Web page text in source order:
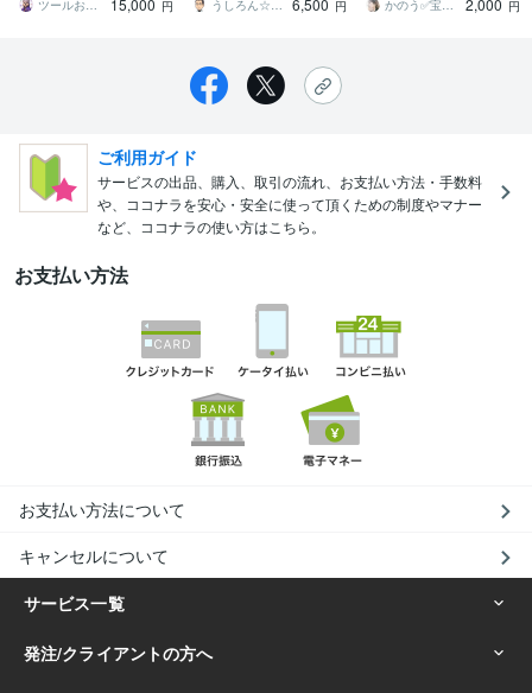
の裏技」
ツールおじ｜AI・業務自動化・小型開発
15,000 円
心者向け❗
うしろん☆ネット副業＆トレードツール制作
6,500 円
を伝授します✨
かのう✅宝くじ・副業で楽しい人生
2,000 円
ご利用ガイド
サービスの出品、購入、取引の流れ、お支払い方法・手数料
や、ココナラを安心・安全に使って頂くための制度やマナー
など、ココナラの使い方はこちら。
お支払い方法
お支払い方法について
キャンセルについて